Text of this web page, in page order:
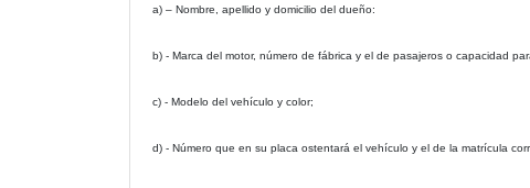
a) – Nombre, apellido y domicilio del dueño:
b) - Marca del motor, número de fábrica y el de pasajeros o capacidad
c) - Modelo del vehículo y color;
d) - Número que en su placa ostentará el vehículo y el de la matrícula